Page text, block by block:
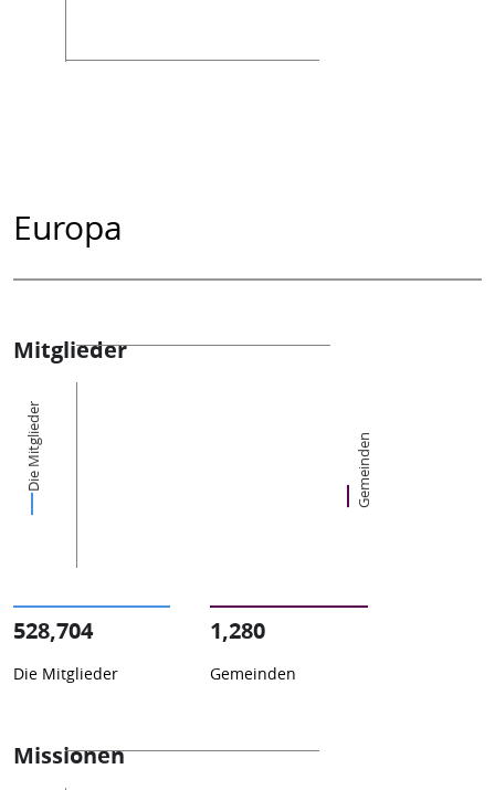
Europa
Mitglieder
Die Mitglieder Gemeinden
528,704
Die Mitglieder
1,280
Gemeinden
Missionen